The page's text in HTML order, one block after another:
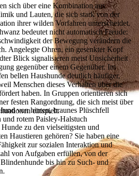
von hinten, braunes Plüschfell
rotem Paisley-Halstuch
sich über eine Kombination aus
und Lauten, die sich stark von der
ihrer wilden Vorfahren unterscheidet.
bedeutet nicht automatisch Freude:
der Bewegung verändern die
Angelegte Ohren, ein gesenkter Kopf
Blick signalisieren meist Unsicherheit
gegenüber einem Gegenüber. Im
bellen Haushunde deutlich häufiger,
Menschen dieses Verhalten über die
haben. In Gruppen orientieren sich
festen Rangordnung, die sich meist über
einspielt.
Hunde zu den vielseitigsten und
Haustieren gehören? Sie haben eine
zur sozialen Interaktion und
von Aufgaben erfüllen, von der
bis hin zu Such- und